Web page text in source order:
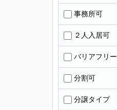
事務所可
２人入居可
バリアフリー
分割可
分譲タイプ